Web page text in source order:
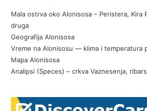
Mala ostrva oko Alonisosa – Peristera, Kira
druga
Geografija Alonisosa
Vreme na Alonisosu — klima i temperatura
Mapa Alonisosa
Analipsi (Speces) – crkva Vaznesenja,